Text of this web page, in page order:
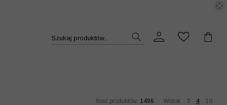
>>
Szukaj produktów...
Ilość produktów: 1496 Widok: 3 4 10